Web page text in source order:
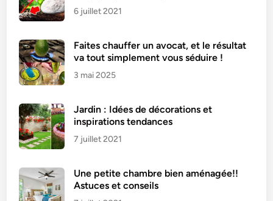
6 juillet 2021
Faites chauffer un avocat, et le résultat
va tout simplement vous séduire !
3 mai 2025
Jardin : Idées de décorations et
inspirations tendances
7 juillet 2021
Une petite chambre bien aménagée!!
Astuces et conseils